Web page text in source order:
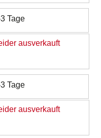
Tage
ausverkauft
Tage
ausverkauft